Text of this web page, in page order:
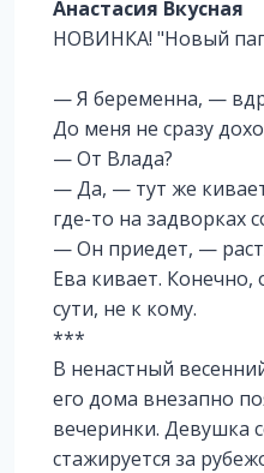
Анастасия Вкусная
НОВИНКА! "Новый
— Я беременна, —
До меня не сразу
— От Влада?
— Да, — тут же
где-то на задворках
— Он приедет, —
Ева кивает. Конечно,
сути, не к кому.
***
В ненастный
его дома внезапно
вечеринки. Девушка
стажируется за